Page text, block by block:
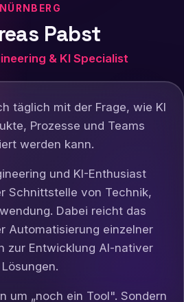
NÜRNBERG
Pabst
& KI Specialist
täglich mit der Frage, wie KI
Prozesse und Teams
werden kann.
und KI-Enthusiast
Schnittstelle von Technik,
Dabei reicht das
Automatisierung einzelner
zur Entwicklung AI-nativer
Lösungen.
um „noch ein Tool". Sondern